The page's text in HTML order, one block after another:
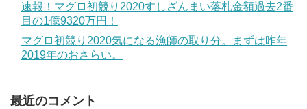
速報！マグロ初競り2020すしざんまい落札金額過去2番
目の1億9320万円！
マグロ初競り2020気になる漁師の取り分。まずは昨年
2019年のおさらい。
最近のコメント